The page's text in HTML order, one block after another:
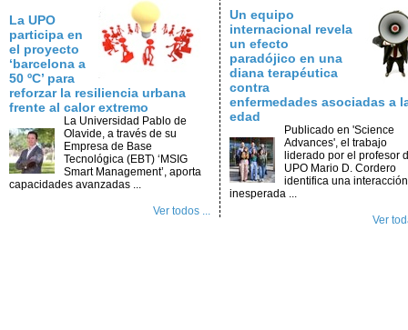
La UPO
participa en
el proyecto
‘barcelona a
50 ºC’ para
reforzar la resiliencia urbana
frente al calor extremo
La Universidad Pablo de
Olavide, a través de su
Empresa de Base
Tecnológica (EBT) ‘MSIG
Smart Management’, aporta
capacidades avanzadas ...
Ver todos ...
Un equipo
internacional revela
un efecto
paradójico en una
diana terapéutica
contra
enfermedades asociadas a
edad
Publicado en 'Science
Advances', el trabajo
liderado por el profesor
UPO Mario D. Cordero
identifica una interacción
inesperada ...
Ver